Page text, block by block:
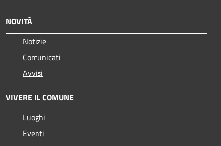
NOVITÀ
Notizie
Comunicati
Avvisi
VIVERE IL COMUNE
Luoghi
Eventi